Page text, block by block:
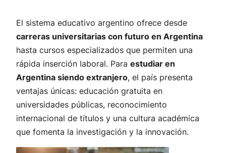
El sistema educativo argentino ofrece desde
carreras universitarias con futuro en Argentina
hasta cursos especializados que permiten una
rápida inserción laboral. Para estudiar en
Argentina siendo extranjero, el país presenta
ventajas únicas: educación gratuita en
universidades públicas, reconocimiento
internacional de títulos y una cultura académica
que fomenta la investigación y la innovación.